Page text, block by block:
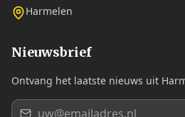
Harmelen
Nieuwsbrief
Ontvang het laatste nieuws uit